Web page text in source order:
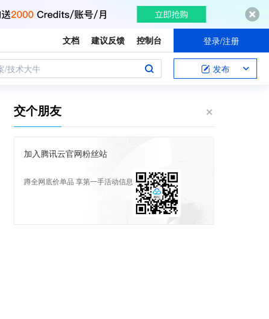
文档 建议反馈 控制台 登录/注册
/技术大牛 发布
交个朋友
加入腾讯云官网粉丝站
蹲全网底价单品 享第一手活动信息